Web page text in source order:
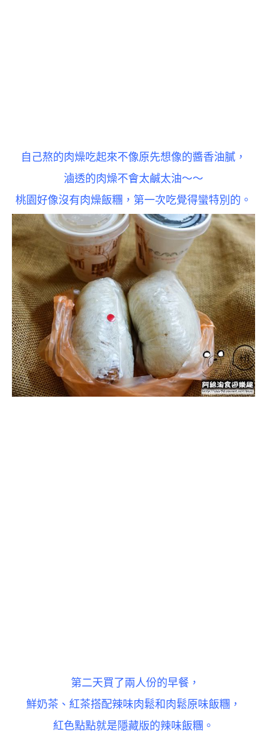
自己熬的肉燥吃起來不像原先想像的醬香油膩，
滷透的肉燥不會太鹹太油～～
桃園好像沒有肉燥飯糰，第一次吃覺得蠻特別的。
第二天買了兩人份的早餐，
鮮奶茶、紅茶搭配辣味肉鬆和肉鬆原味飯糰，
紅色點點就是 隱藏版的辣味飯糰。